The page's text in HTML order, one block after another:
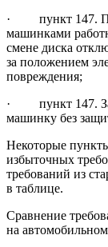
· пункт 147.
машинками
смене диска
за положением
повреждения;
· пункт 147.
машинку без
Некоторые
избыточных
требований из
в таблице.
Сравнение
на